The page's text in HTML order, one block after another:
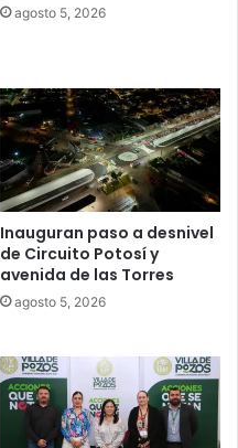
agosto 5, 2026
Inauguran paso a desnivel
de Circuito Potosí y
avenida de las Torres
agosto 5, 2026